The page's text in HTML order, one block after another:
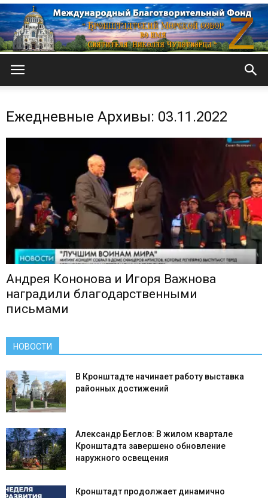
собор
Ежедневные Архивы: 03.11.2022
Андрея Кононова и Игоря Важнова
наградили благодарственными
письмами
НОВОСТИ
В Кронштадте начинает работу выставка
районных достижений
Александр Беглов: В жилом квартале
Кронштадта завершено обновление
наружного освещения
Кронштадт продолжает динамично